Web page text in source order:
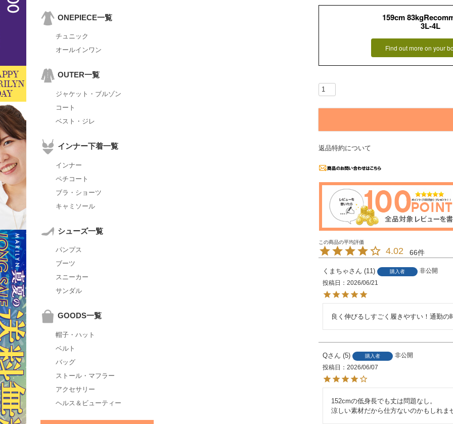
ONEPIECE一覧
チュニック
オールインワン
OUTER一覧
ジャケット・ブルゾン
コート
ベスト・ジレ
インナー下着一覧
インナー
ペチコート
ブラ・ショーツ
キャミソール
シューズ一覧
パンプス
ブーツ
スニーカー
サンダル
GOODS一覧
帽子・ハット
ベルト
バッグ
ストール・マフラー
アクセサリー
ヘルス＆ビューティー
159cm
3L-4L
Find out more on your
返品特約について
4.02 66
くまちゃ 11 購入者
非公開
投稿日
2026/06/21
良く伸びるしすごく履きやすい！通勤の
Q 5 購入者
非公開
投稿日
2026/06/07
152cmの低身長でも丈は問題なし。
涼しい素材だから仕方ないのかもしれま